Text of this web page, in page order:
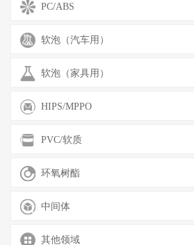
PC/ABS
软泡（汽车用）
软泡（家具用）
HIPS/MPPO
PVC/软质
环氧树酯
中间体
其他领域